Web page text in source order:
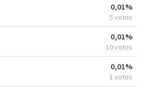
0,01%
5 votos
0,01%
10 votos
0,01%
1 votos